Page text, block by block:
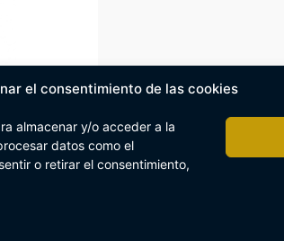
el consentimiento de las cookies
almacenar y/o acceder a la
datos como el
o retirar el consentimiento,
Alrededor del
una reunión